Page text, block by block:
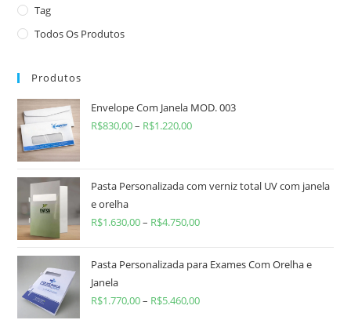
Tag
Todos Os Produtos
Produtos
Envelope Com Janela MOD. 003
R$830,00– R$1.220,00
Pasta Personalizada com verniz total UV com janela
e orelha
R$1.630,00– R$4.750,00
Pasta Personalizada para Exames Com Orelha e
Janela
R$1.770,00– R$5.460,00